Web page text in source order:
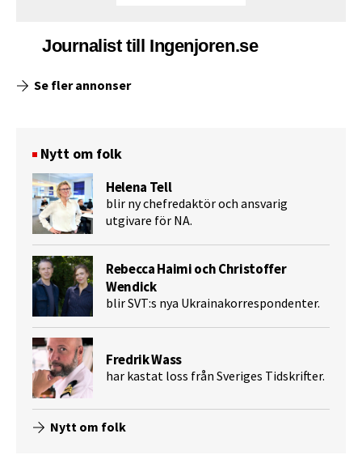
Journalist till Ingenjoren.se
Se fler annonser
Nytt om folk
Helena Tell
blir ny chefredaktör och ansvarig
utgivare för NA.
Rebecca Haimi och Christoffer
Wendick
blir SVT:s nya Ukrainakorrespondenter.
Fredrik Wass
har kastat loss från Sveriges Tidskrifter.
Nytt om folk